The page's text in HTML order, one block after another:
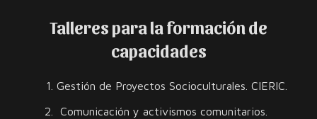
Talleres para la formación de
capacidades
Gestión de Proyectos Socioculturales. CIERIC.
Comunicación y activismos comunitarios.